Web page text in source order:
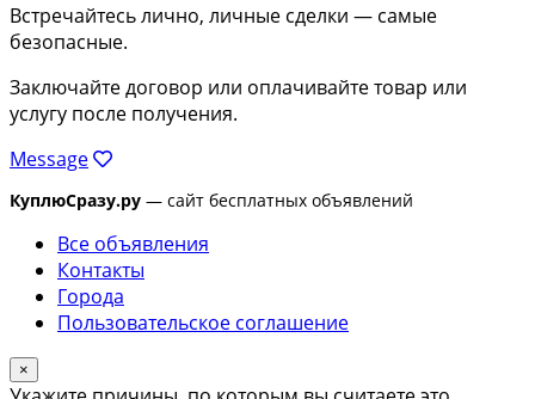
Встречайтесь лично, личные сделки — самые
безопасные.
Заключайте договор или оплачивайте товар или
услугу после получения.
Message
КуплюСразу.ру — сайт бесплатных объявлений
Все объявления
Контакты
Города
Пользовательское соглашение
×